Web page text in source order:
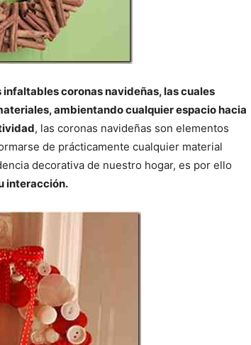
infaltables coronas navideñas, las cuales
ambientando cualquier espacio hacia
, las coronas navideñas son elementos
de prácticamente cualquier material
decorativa de nuestro hogar, es por ello
interacción.